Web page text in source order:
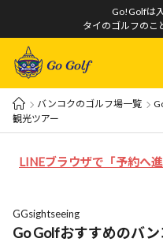
Go!Golfは
タイのゴルフのこ
バンコクのゴルフ場一覧
観光ツアー
LINEブラウザで「予約へ
GGsightseeing
Go Golfおすすめのバ